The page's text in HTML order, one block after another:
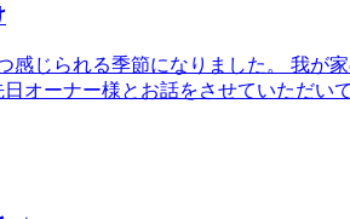
感じられる季節になりました。 我が
オーナー様とお話をさせていただ